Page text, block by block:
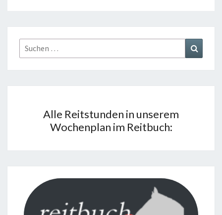
Suchen
nach:
Alle Reitstunden in unserem
Wochenplan im Reitbuch: